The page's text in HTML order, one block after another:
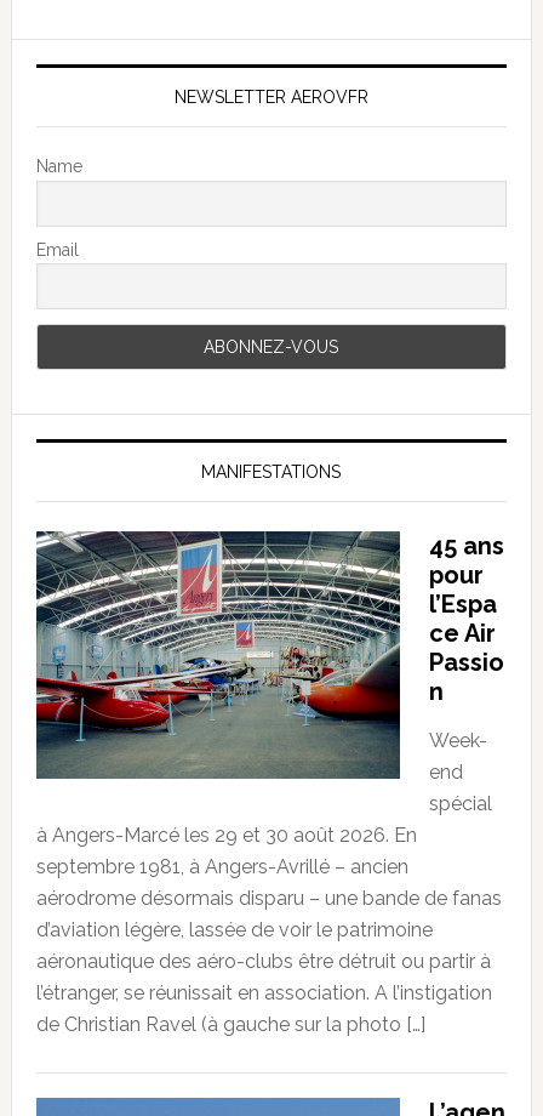
NEWSLETTER AEROVFR
Name
Email
MANIFESTATIONS
45 ans
pour
l’Espa
ce Air
Passio
n
Week-
end
spécial
à Angers-Marcé les 29 et 30 août 2026. En
septembre 1981, à Angers-Avrillé – ancien
aérodrome désormais disparu – une bande de fanas
d’aviation légère, lassée de voir le patrimoine
aéronautique des aéro-clubs être détruit ou partir à
l’étranger, se réunissait en association. A l’instigation
de Christian Ravel (à gauche sur la photo […]